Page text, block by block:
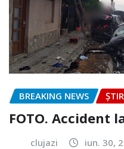
BREAKING NEWS
FOTO. Accident
clujazi iun. 30,